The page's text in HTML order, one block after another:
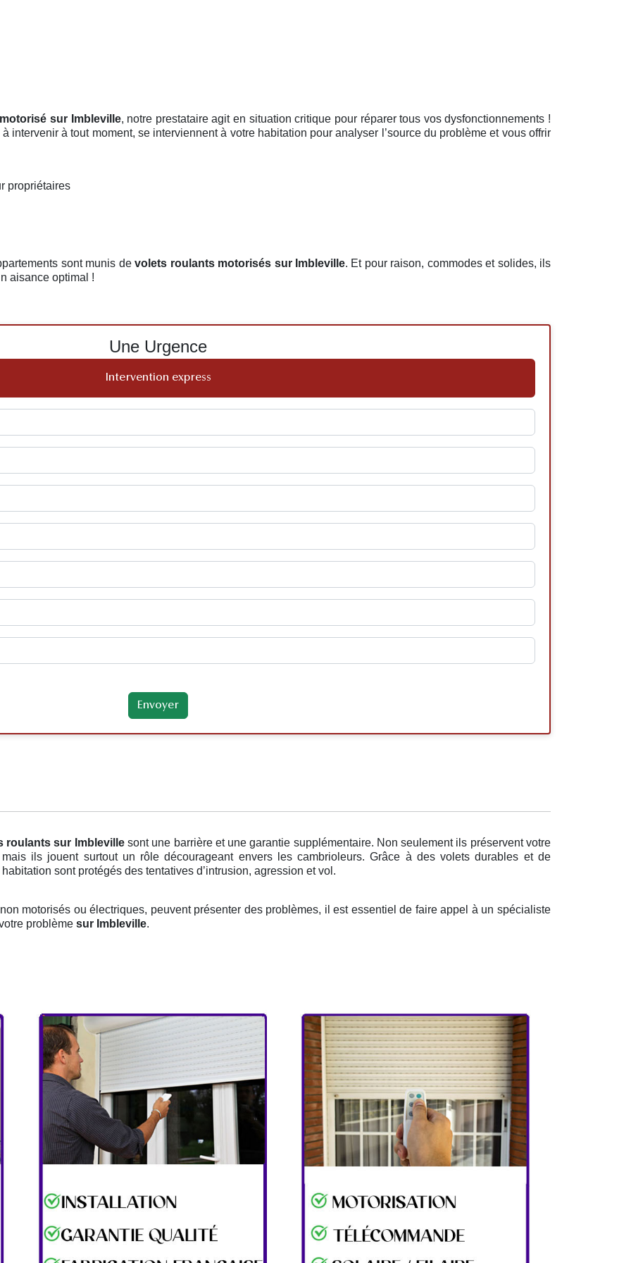
sur Imbleville, notre prestataire agit en situation critique pour réparer tous vos dysfonctionnements !
intervenir à tout moment, se interviennent à votre habitation pour analyser l’source du problème et vous offrir
propriétaires
sont munis devolets roulants motorisés sur Imbleville. Et pour raison, commodes et solides, ils
aisance optimal !
Une Urgence
Intervention express
roulants sur Imblevillesont une barrière et une garantie supplémentaire. Non seulement ils préservent votre
ils jouent surtout un rôle décourageant envers les cambrioleurs. Grâce à des volets durables et de
sont protégés des tentatives d’intrusion, agression et vol.
motorisés ou électriques, peuvent présenter des problèmes, il est essentiel de faire appel à un spécialiste
problème sur Imbleville.